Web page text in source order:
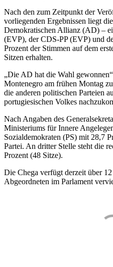
Nach den zum Zeitpunkt der
vorliegenden Ergebnissen liegt
Demokratischen Allianz (AD) –
(EVP), der CDS-PP (EVP) und
Prozent der Stimmen auf dem
Sitzen erhalten.
„Die AD hat die Wahl
Montenegro am frühen Montag
die anderen politischen Parteien
portugiesischen Volkes
Nach Angaben des
Ministeriums für Innere
Sozialdemokraten (PS) mit 28,7
Partei. An dritter Stelle steht die
Prozent (48 Sitze).
Die Chega verfügt derzeit über
Abgeordneten im Parlament